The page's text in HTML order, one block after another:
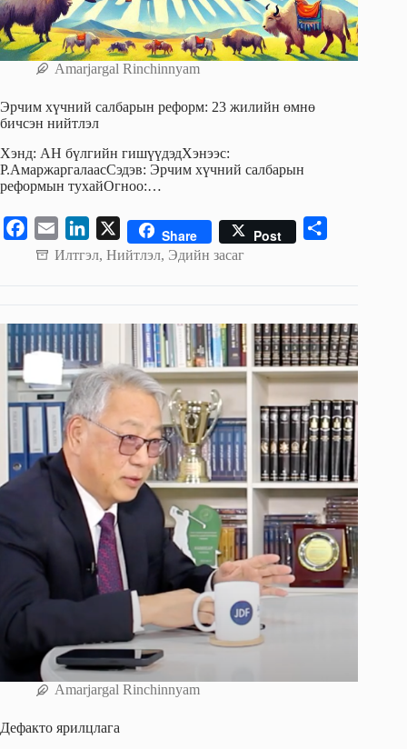
Amarjargal Rinchinnyam
Эрчим хүчний салбарын реформ: 23 жилийн өмнө
бичсэн нийтлэл
Хэнд: АН бүлгийн гишүүдэдХэнээс:
Р.АмаржаргалаасСэдэв: Эрчим хүчний салбарын
реформын тухайОгноо:…
b
o
k
m
l
i
e
d
I
n
X Share Post
e
Илтгэл, Нийтлэл, Эдийн засаг
Amarjargal Rinchinnyam
Дефакто ярилцлага